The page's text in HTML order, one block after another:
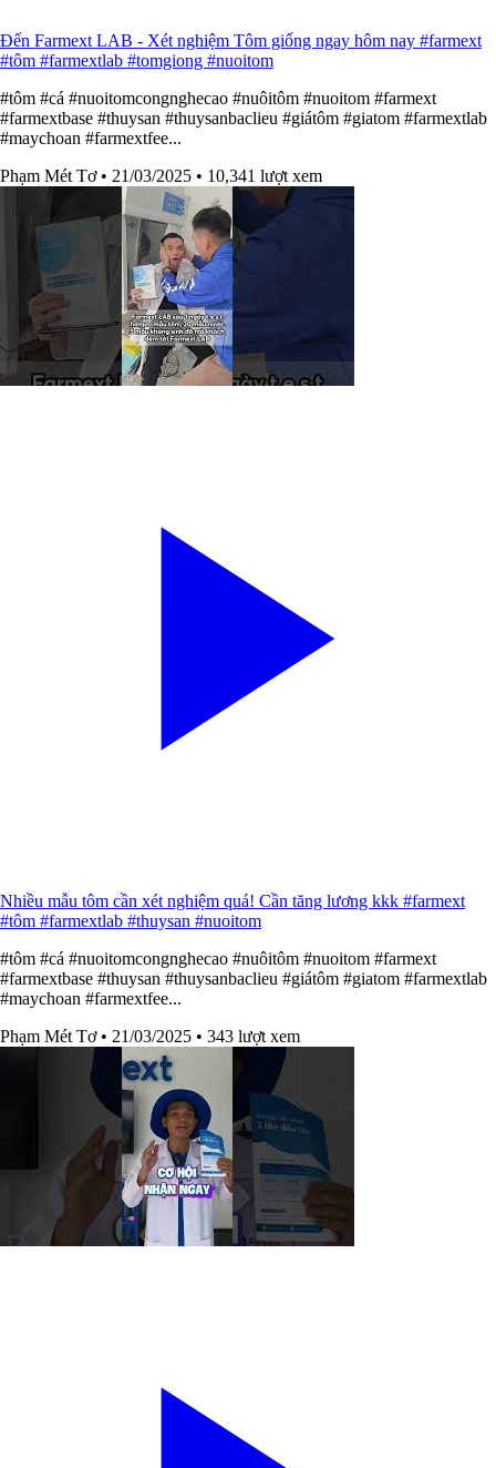
Đến Farmext LAB - Xét nghiệm Tôm giống ngay hôm nay #farmext
#tôm #farmextlab #tomgiong #nuoitom
#tôm #cá #nuoitomcongnghecao #nuôitôm #nuoitom #farmext
#farmextbase #thuysan #thuysanbaclieu #giátôm #giatom #farmextlab
#maychoan #farmextfee...
Phạm Mét Tơ • 21/03/2025 • 10,341 lượt xem
Nhiều mẫu tôm cần xét nghiệm quá! Cần tăng lương kkk #farmext
#tôm #farmextlab #thuysan #nuoitom
#tôm #cá #nuoitomcongnghecao #nuôitôm #nuoitom #farmext
#farmextbase #thuysan #thuysanbaclieu #giátôm #giatom #farmextlab
#maychoan #farmextfee...
Phạm Mét Tơ • 21/03/2025 • 343 lượt xem